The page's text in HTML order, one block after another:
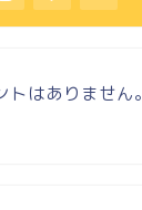
はありません。